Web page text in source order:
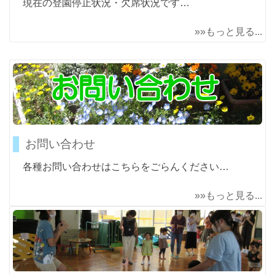
現在の登園停止状況・欠席状況です…
»»もっと見る...
お問い合わせ
各種お問い合わせはこちらをごらんください…
»»もっと見る...